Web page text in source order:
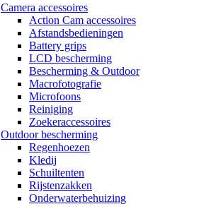
Camera accessoires
Action Cam accessoires
Afstandsbedieningen
Battery grips
LCD bescherming
Bescherming & Outdoor
Macrofotografie
Microfoons
Reiniging
Zoekeraccessoires
Outdoor bescherming
Regenhoezen
Kledij
Schuiltenten
Rijstenzakken
Onderwaterbehuizing